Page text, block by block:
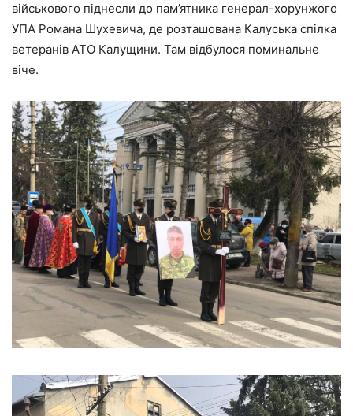
військового піднесли до пам’ятника генерал-хорунжого
УПА Романа Шухевича, де розташована Калуська спілка
ветеранів АТО Калущини. Там відбулося поминальне
віче.